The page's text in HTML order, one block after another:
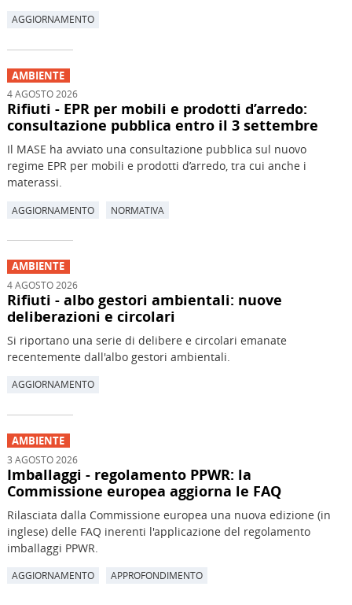
AGGIORNAMENTO
AMBIENTE
4 AGOSTO 2026
Rifiuti - EPR per mobili e prodotti d’arredo:
consultazione pubblica entro il 3 settembre
Il MASE ha avviato una consultazione pubblica sul nuovo
regime EPR per mobili e prodotti d’arredo, tra cui anche i
materassi.
AGGIORNAMENTO NORMATIVA
AMBIENTE
4 AGOSTO 2026
Rifiuti - albo gestori ambientali: nuove
deliberazioni e circolari
Si riportano una serie di delibere e circolari emanate
recentemente dall'albo gestori ambientali.
AGGIORNAMENTO
AMBIENTE
3 AGOSTO 2026
Imballaggi - regolamento PPWR: la
Commissione europea aggiorna le FAQ
Rilasciata dalla Commissione europea una nuova edizione (in
inglese) delle FAQ inerenti l'applicazione del regolamento
imballaggi PPWR.
AGGIORNAMENTO APPROFONDIMENTO